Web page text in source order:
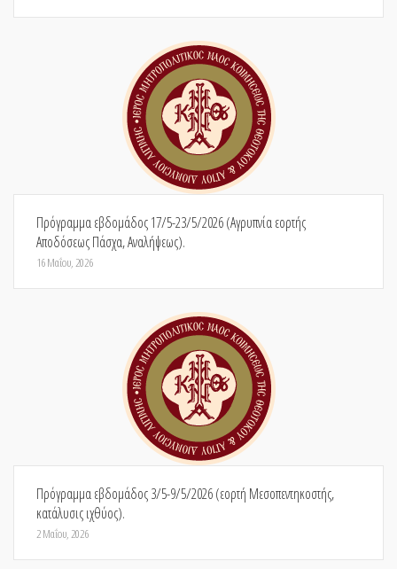
Πρόγραμμα εβδομάδος 17/5-23/5/2026 (Αγρυπνία εορτής
Αποδόσεως Πάσχα, Αναλήψεως).
16 Μαΐου, 2026
Πρόγραμμα εβδομάδος 3/5-9/5/2026 (εορτή Μεσοπεντηκοστής,
κατάλυσις ιχθύος).
2 Μαΐου, 2026